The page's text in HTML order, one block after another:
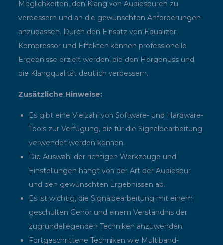
Möglichkeiten, den Klang von Audiospuren zu
verbessern und an die gewünschten Anforderungen
anzupassen. Durch den Einsatz von Equalizer,
Kompressor und Effekten können professionelle
Ergebnisse erzielt werden, die den Hörgenuss und
die Klangqualität deutlich verbessern.
Zusätzliche Hinweise:
Es gibt eine Vielzahl von Software- und Hardware-
Tools zur Verfügung, die für die Signalbearbeitung
verwendet werden können.
Die Auswahl der richtigen Werkzeuge und
Einstellungen hängt von der Art der Audiospur
und den gewünschten Ergebnissen ab.
Es ist wichtig, die Signalbearbeitung mit einem
geschulten Gehör und einem Verständnis der
zugrundeliegenden Techniken anzuwenden.
Fortgeschrittene Techniken wie Multiband-